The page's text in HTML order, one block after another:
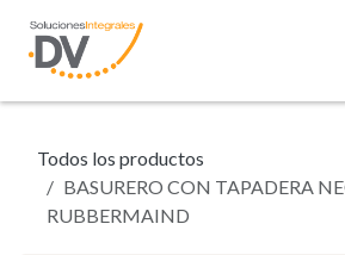
Todos los productos
BASURERO CON TAPADERA
RUBBERMAIND